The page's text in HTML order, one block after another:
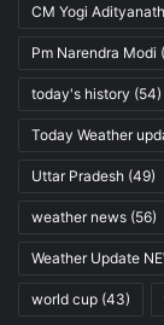
CM Yogi Adityanath
Pm Narendra Modi
today's history (54)
Today Weather
Uttar Pradesh (49)
weather news (56)
Weather Update
world cup (43)